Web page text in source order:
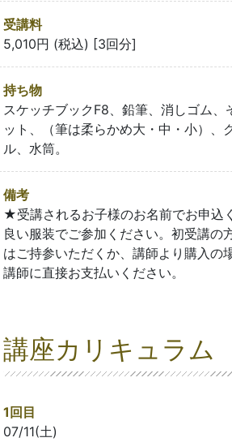
受講料
5,010円 (税込) [3回分]
持ち物
スケッチブックF8、鉛筆、消しゴム、
ット、（筆は柔らかめ大・中・小）、
ル、水筒。
備考
★受講されるお子様のお名前でお申
良い服装でご参加ください。初受講の
はご持参いただくか、講師より購入の
講師に直接お支払いください。
講座カリキュラム
1回目
07/11(土)